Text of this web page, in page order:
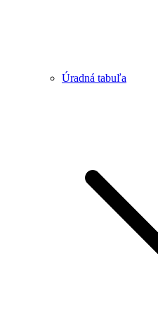
Úradná tabuľa